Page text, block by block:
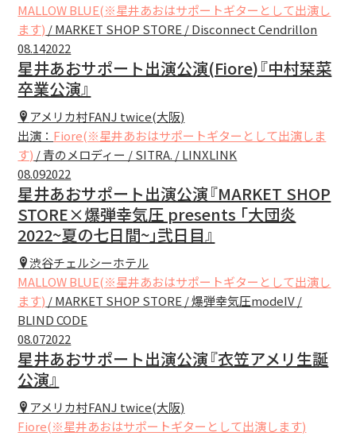
MALLOW BLUE(※星井あおはサポートギターとして出演し
ます) / MARKET SHOP STORE / Disconnect Cendrillon
08.142022
星井あおサポート出演公演(Fiore)『中村栞菜
卒業公演』
アメリカ村FANJ twice(大阪)
出演： Fiore(※星井あおはサポートギターとして出演しま
す) / 青のメロディー / SITRA. / LINXLINK
08.092022
星井あおサポート出演公演『MARKET SHOP
STORE×爆弾幸気圧 presents ｢大団炎
2022~夏の七日間~｣弐日目』
渋谷チェルシーホテル
MALLOW BLUE(※星井あおはサポートギターとして出演し
ます) / MARKET SHOP STORE / 爆弾幸気圧modeIV /
BLIND CODE
08.072022
星井あおサポート出演公演『衣笠アメリ生誕
公演』
アメリカ村FANJ twice(大阪)
Fiore(※星井あおはサポートギターとして出演します)